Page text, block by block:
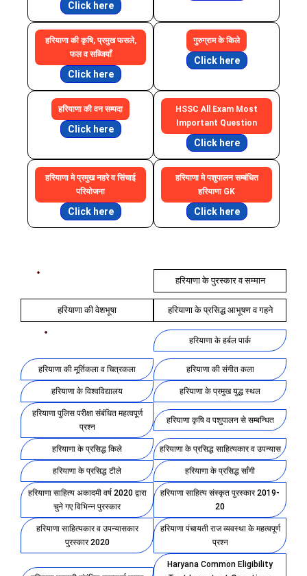
Click here
हरियाणा की कृषि, प्रमुख फसले,
फल व सब्जियाँ
Click here
गुरुग्राम के किले
Click here
हरियाणा की वन सम्पदा
Click here
HSSC All Exam Most
Important Question
Click here
हरियाणा मे प्रमुख नहरे व सिंचाई
परियोजना
Click here
हरियाणा मे पशुपालन सम्बंधित
हरियाणा GK
Click here
हरियाणा के पुरस्कार व सम्मान
हरियाणा की वेशभूषा हरियाणा के प्रसिद्ध आभूषण व गहने
हरियाणा के हर्बल पार्क
हरियाणा की मूर्तिकला व चित्रकला हरियाणा की संगीत कला
हरियाणा के विश्वविद्यालय हरियाणा के प्रमुख युद्ध स्थल
हरियाणा पुलिस परीक्षा संबंधित महत्वपूर्ण
प्रश्न
हरियाणा कृषि व पशुपालन से सम्बन्धित
हरियाणा के प्रसिद्ध किले हरियाणा के प्रसिद्ध साहित्यकार व उपन्यास
हरियाणा के प्रसिद्ध टीले हरियाणा के प्रसिद्ध साँगी
हरियाणा साहित्य अकादमी वर्ष 2020 द्वारा
चुने गए विभिन्न पुरस्कार
हरियाणा साहित्य संस्कृत पुरस्कार 2019-
20
हरियाणा साहित्यकार व उपन्यासकार
पुरस्कार 2020
हरियाणा पंचायती राज व्यवस्था के महत्वपूर्ण
प्रश्न
Haryana Common Eligibility